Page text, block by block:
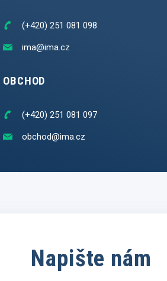
(+420) 251 081 098
ima@ima.cz
OBCHOD
(+420) 251 081 097
obchod@ima.cz
Napište nám